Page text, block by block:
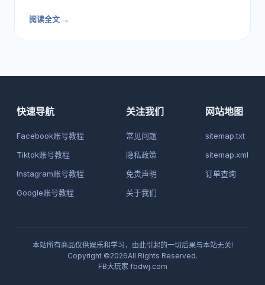
阅读全文 →
快速导航
Facebook账号教程
Tiktok账号教程
Instagram账号教程
Google账号教程
关注我们
常见问题
隐私政策
免责声明
关于我们
网站地图
sitemap.txt
sitemap.xml
订单查询
本站所有商品仅供娱乐和学习，由此引起的一切后果与本站无关!
Copyright ©2026All Rights Reserved.
FB大玩家fbdwj.com